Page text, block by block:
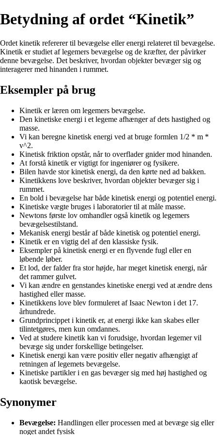
Betydning af ordet “Kinetik”
Ordet kinetik refererer til bevægelse eller energi relateret til bevægelse.
Kinetik er studiet af legemers bevægelse og de kræfter, der påvirker
denne bevægelse. Det beskriver, hvordan objekter bevæger sig og
interagerer med hinanden i rummet.
Eksempler på brug
Kinetik er læren om legemers bevægelse.
Den kinetiske energi i et legeme afhænger af dets hastighed og
masse.
Vi kan beregne kinetisk energi ved at bruge formlen 1/2 * m *
v^2.
Kinetisk friktion opstår, når to overflader gnider mod hinanden.
At forstå kinetik er vigtigt for ingeniører og fysikere.
Bilen havde stor kinetisk energi, da den kørte ned ad bakken.
Kinetikkens love beskriver, hvordan objekter bevæger sig i
rummet.
En bold i bevægelse har både kinetisk energi og potentiel energi.
Kinetiske vægte bruges i laboratorier til at måle masse.
Newtons første lov omhandler også kinetik og legemers
bevægelsestilstand.
Mekanisk energi består af både kinetisk og potentiel energi.
Kinetik er en vigtig del af den klassiske fysik.
Eksempler på kinetisk energi er en flyvende fugl eller en
løbende løber.
Et lod, der falder fra stor højde, har meget kinetisk energi, når
det rammer gulvet.
Vi kan ændre en genstandes kinetiske energi ved at ændre dens
hastighed eller masse.
Kinetikkens love blev formuleret af Isaac Newton i det 17.
århundrede.
Grundprincippet i kinetik er, at energi ikke kan skabes eller
tilintetgøres, men kun omdannes.
Ved at studere kinetik kan vi forudsige, hvordan legemer vil
bevæge sig under forskellige betingelser.
Kinetisk energi kan være positiv eller negativ afhængigt af
retningen af legemets bevægelse.
Kinetiske partikler i en gas bevæger sig med høj hastighed og
kaotisk bevægelse.
Synonymer
Bevægelse: Handlingen eller processen med at bevæge sig eller
noget andet fysisk